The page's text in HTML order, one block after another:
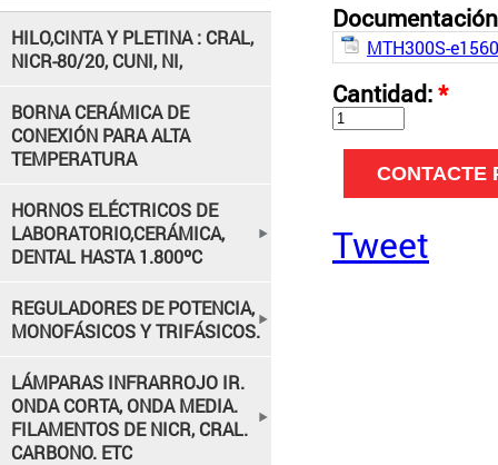
MTH300S-
Cantidad:*
Tweet
HILO,CINTA Y PLETINA : CRAL,
NICR-80/20, CUNI, NI,
BORNA CERÁMICA DE
CONEXIÓN PARA ALTA
TEMPERATURA
HORNOS ELÉCTRICOS DE
LABORATORIO,CERÁMICA,
DENTAL HASTA 1.800ºC
REGULADORES DE POTENCIA,
MONOFÁSICOS Y TRIFÁSICOS.
LÁMPARAS INFRARROJO IR.
ONDA CORTA, ONDA MEDIA.
FILAMENTOS DE NICR, CRAL.
CARBONO. ETC